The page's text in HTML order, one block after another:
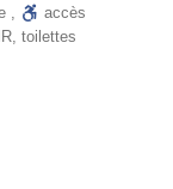
,
accès
toilettes